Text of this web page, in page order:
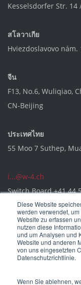
Diese Website
werden verwendet,
Website zu erfassen
nutzen diese
und um Analysen und
Website und anderen
von uns eingesetzten
Datenschutzrichtlinie.
Wenn Sie ablehnen,
Kesselsdorfer Str. 14
สโลวาเกีย
Hviezdoslavovo nám.
จีน
F13, No.6, Wuliqiao,
CN-Beijing
ประเทศไทย
55 Moo 7 Suthep,
i...@w-4.ch
Switch Board+41 44
NEVIGATION